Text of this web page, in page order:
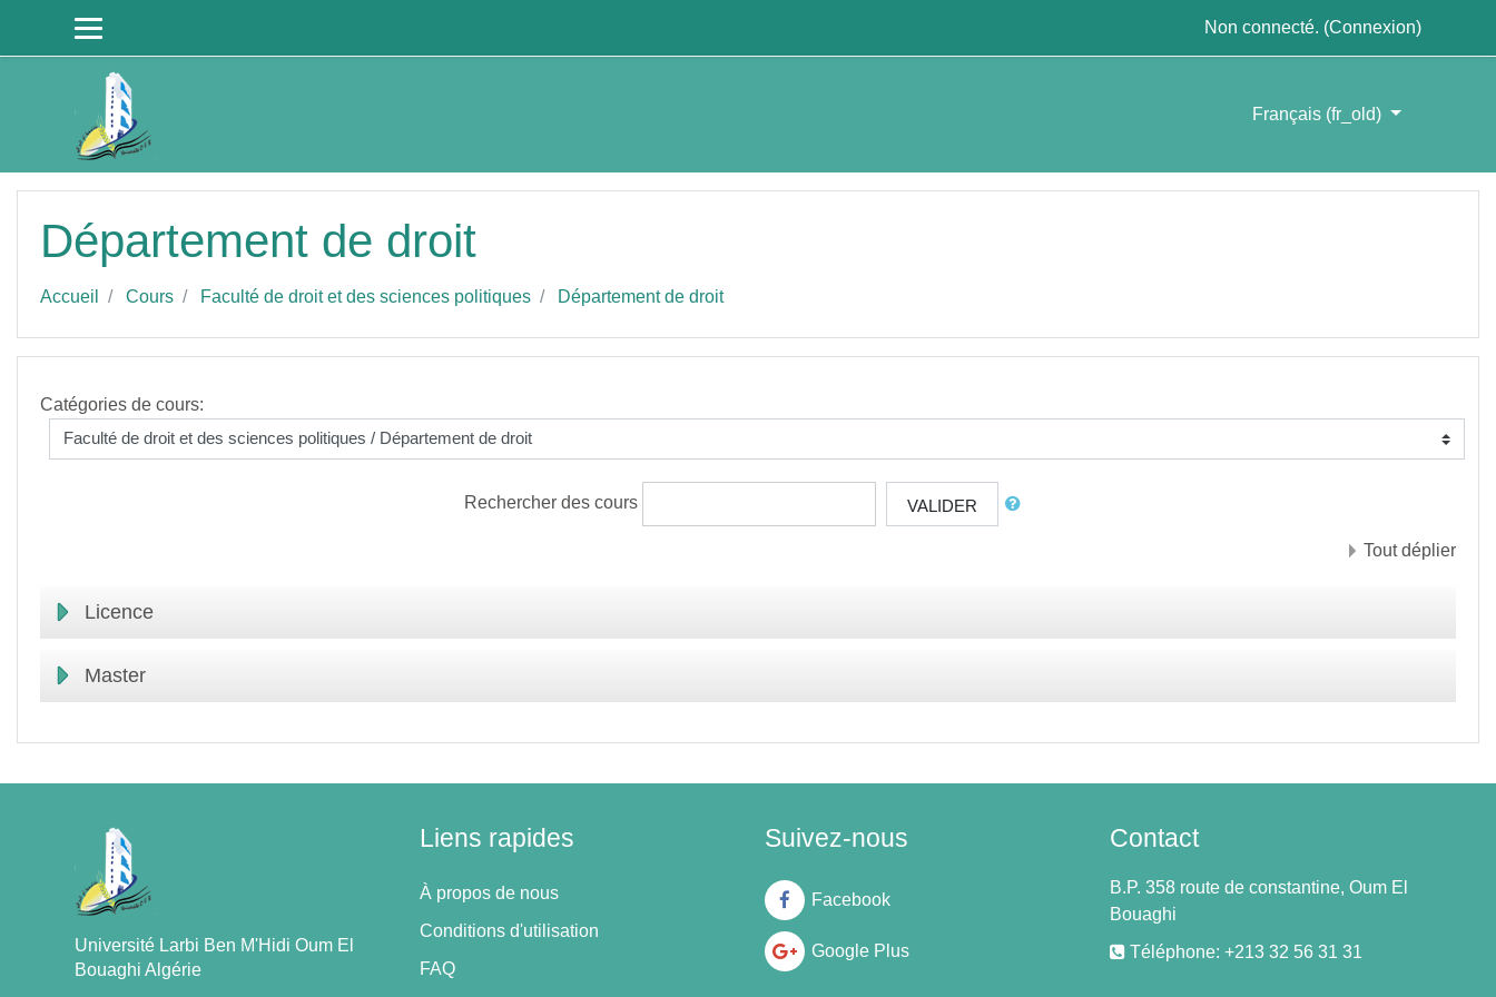
Non connecté. (Connexion)
Français ‎(fr_old)‎
Département de droit
Accueil Cours Faculté de droit et des sciences politiques Département de droit
Catégories de cours:
Rechercher des cours VALIDER
Tout déplier
Licence
Master
Université Larbi Ben M'Hidi Oum El
Bouaghi Algérie
Liens rapides
À propos de nous
Conditions d'utilisation
FAQ
Suivez-nous
Facebook
Google Plus
Contact
B.P. 358 route de constantine, Oum El
Bouaghi
Téléphone: +213 32 56 31 31